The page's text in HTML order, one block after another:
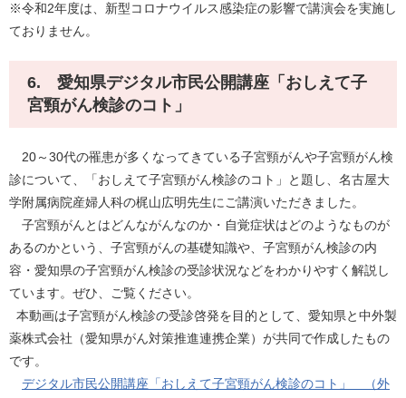
※令和2年度は、新型コロナウイルス感染症の影響で講演会を実施し
ておりません。
6. 愛知県デジタル市民公開講座「おしえて子
宮頸がん検診のコト」
20～30代の罹患が多くなってきている子宮頸がんや子宮頸がん検
診について、「おしえて子宮頸がん検診のコト」と題し、名古屋大
学附属病院産婦人科の梶山広明先生にご講演いただきました。
子宮頸がんとはどんながんなのか・自覚症状はどのようなものが
あるのかという、子宮頸がんの基礎知識や、子宮頸がん検診の内
容・愛知県の子宮頸がん検診の受診状況などをわかりやすく解説し
ています。ぜひ、ご覧ください。
本動画は子宮頸がん検診の受診啓発を目的として、愛知県と中外製
薬株式会社（愛知県がん対策推進連携企業）が共同で作成したもの
です。
デジタル市民公開講座「おしえて子宮頸がん検診のコト」 （外